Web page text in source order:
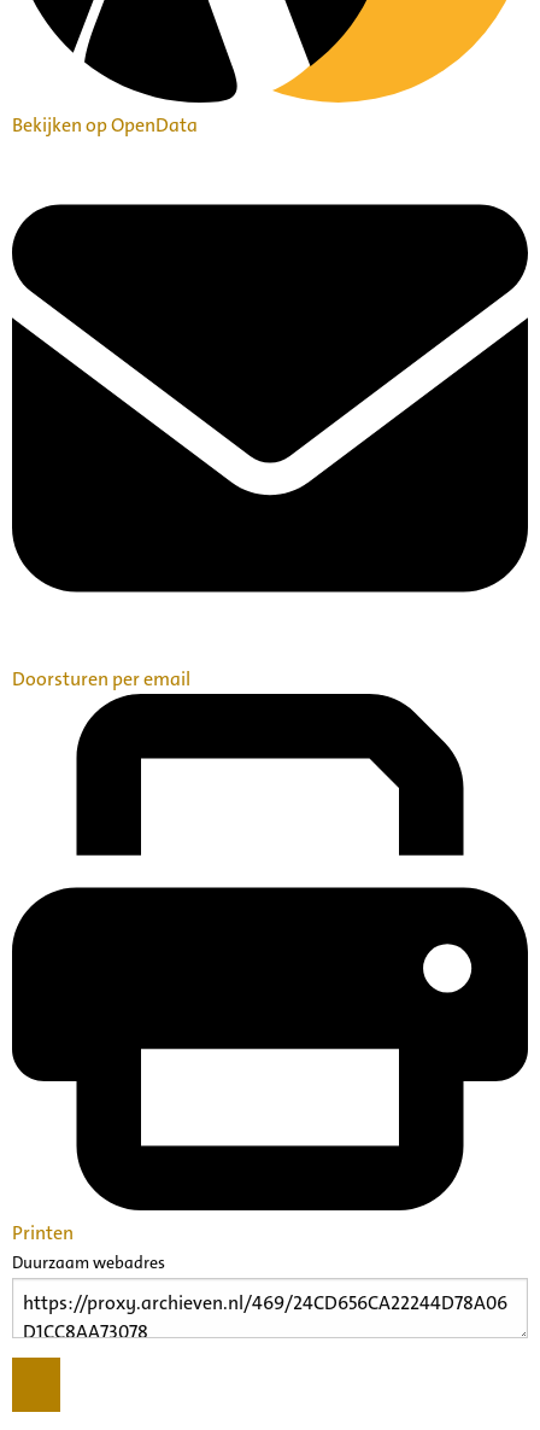
Bekijken op OpenData
Doorsturen per email
Printen
Duurzaam webadres